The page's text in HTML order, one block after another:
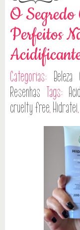
O Segredo
Perfeitos
Categorias: Beleza
Resenhas Tags:
cruelty free, Hidratei,